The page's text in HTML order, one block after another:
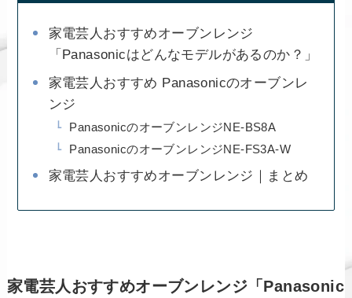
家電芸人おすすめオーブンレンジ
「Panasonicはどんなモデルがあるのか？」
家電芸人おすすめ Panasonicのオーブンレ
ンジ
PanasonicのオーブンレンジNE-BS8A
PanasonicのオーブンレンジNE-FS3A-W
家電芸人おすすめオーブンレンジ｜まとめ
家電芸人おすすめオーブンレンジ「Panasonic